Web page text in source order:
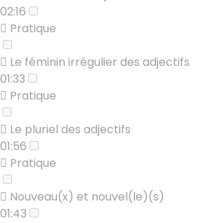
02:16
Pratique
Le féminin irrégulier des adjectifs
01:33
Pratique
Le pluriel des adjectifs
01:56
Pratique
Nouveau(x) et nouvel(le)(s)
01:43